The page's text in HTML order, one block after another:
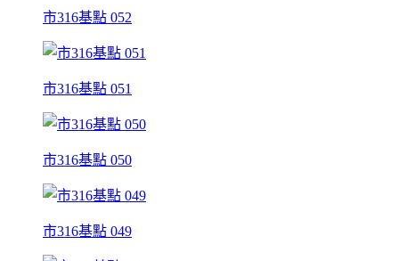
市316基點 052
市316基點 051
市316基點 050
市316基點 049